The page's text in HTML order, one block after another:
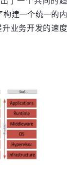
建一个统一的内
业务开发的速度